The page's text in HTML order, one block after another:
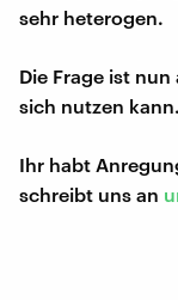
sehr heterogen.
Die Frage ist
sich nutzen kann.
Ihr habt
schreibt uns an